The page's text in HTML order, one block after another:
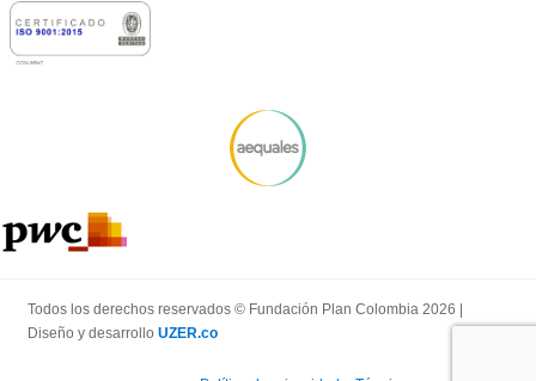
Todos los derechos reservados © Fundación Plan Colombia 2026 |
Diseño y desarrollo UZER.co